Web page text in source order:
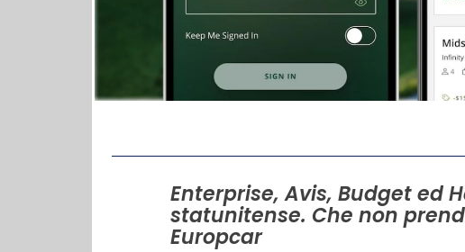
Enterprise, Avis, Budget ed
statunitense. Che non
Europcar